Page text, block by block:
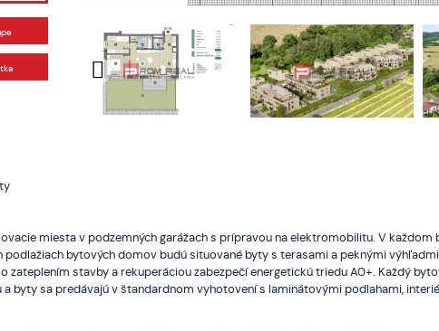
miesta v podzemných garážach s prípravou na elektromobilitu. V každom
bytových domov budú situované byty s terasami a peknými
stavby a rekuperáciou zabezpečí energetickú triedu A0+. Každý
byty sa predávajú v štandardnom vyhotovení s laminátovými podlahami,